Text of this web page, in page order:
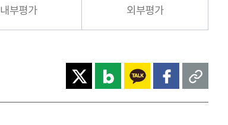
내부평가 외부평가